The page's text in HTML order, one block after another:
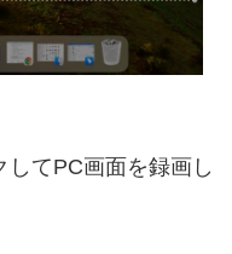
してPC画面を録画し